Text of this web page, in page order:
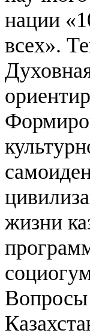
нации
всех».
жизни
Вопросы